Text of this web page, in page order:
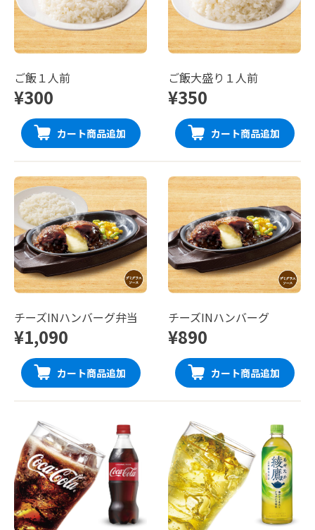
ご飯１人前
¥300
カート商品追加
ご飯大盛り１人前
¥350
カート商品追加
チーズINハンバーグ弁当
¥1,090
カート商品追加
チーズINハンバーグ
¥890
カート商品追加